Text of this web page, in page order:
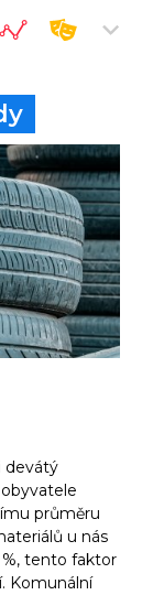
devátý
průměru
u nás
%, tento faktor
Komunální